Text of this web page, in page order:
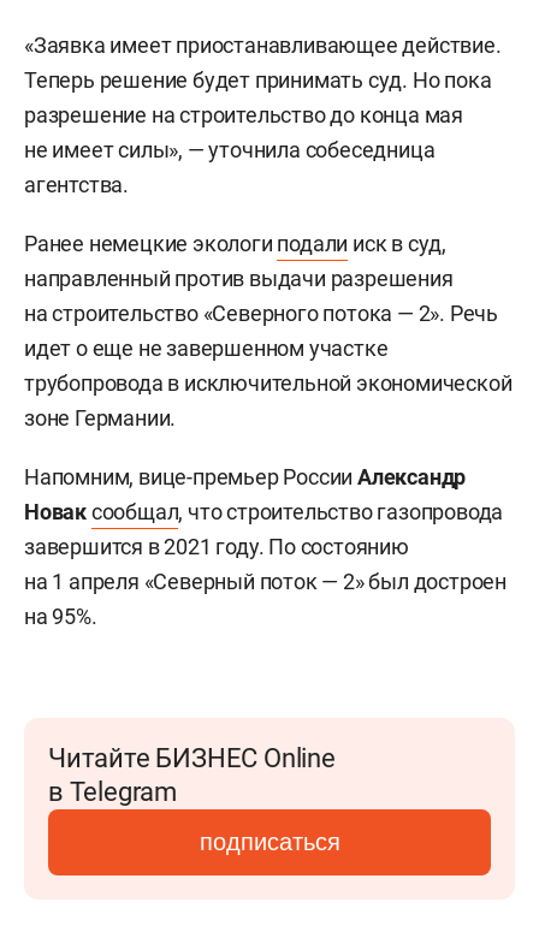
«Заявка имеет приостанавливающее действие.
Теперь решение будет принимать суд. Но пока
разрешение на строительство до конца мая
не имеет силы», — уточнила собеседница
агентства.
Ранее немецкие экологи подали иск в суд,
направленный против выдачи разрешения
на строительство «Северного потока — 2». Речь
идет о еще не завершенном участке
трубопровода в исключительной экономической
зоне Германии.
Напомним, вице-премьер России Александр
Новаксообщал, что строительство газопровода
завершится в 2021 году. По состоянию
на 1 апреля «Северный поток — 2» был достроен
на 95%.
Читайте БИЗНЕС Online
в Telegram
подписаться